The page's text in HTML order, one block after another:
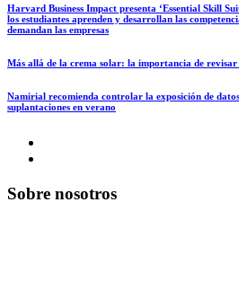
Harvard Business Impact presenta ‘Essential Skill
los estudiantes aprenden y desarrollan las
demandan las empresas
Más allá de la crema solar: la importancia de revisar
Namirial recomienda controlar la exposición de
suplantaciones en verano
Sobre nosotros